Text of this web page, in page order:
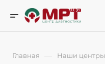
Главная — Наши центры